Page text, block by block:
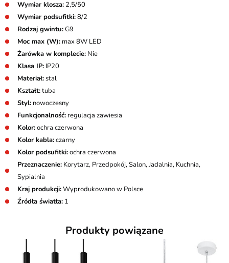
Wymiar klosza: 2,5/50
Wymiar podsufitki:8/2
Rodzaj gwintu:G9
Moc max (W): max 8W LED
Żarówka w komplecie: Nie
Klasa IP: IP20
Materiał:stal
Kształt:tuba
Styl: nowoczesny
Funkcjonalność: regulacja zawiesia
Kolor:ochra czerwona
Kolor kabla:czarny
Kolor podsufitki:ochra czerwona
Przeznaczenie: Korytarz, Przedpokój, Salon, Jadalnia, Kuchnia,
Sypialnia
Kraj produkcji:Wyprodukowano w Polsce
Źródła światła: 1
Produkty powiązane